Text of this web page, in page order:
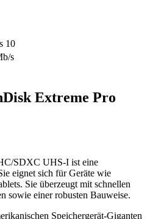
10
s
Extreme Pro
SDXC UHS-I ist eine
eignet sich für Geräte wie
Sie überzeugt mit schnellen
sowie einer robusten Bauweise.
Speichergerät-Giganten